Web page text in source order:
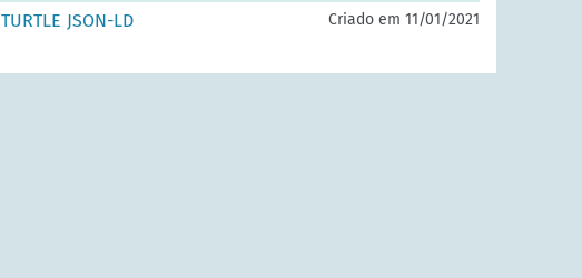
TURTLE JSON-LD Criado em 11/01/2021